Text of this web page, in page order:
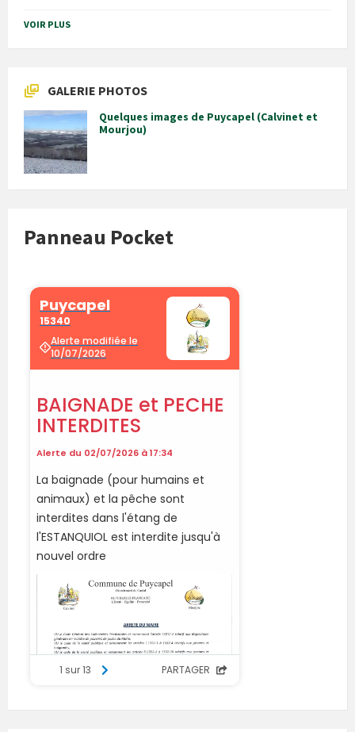
VOIR PLUS
GALERIE PHOTOS
Quelques images de Puycapel (Calvinet et
Mourjou)
Panneau Pocket